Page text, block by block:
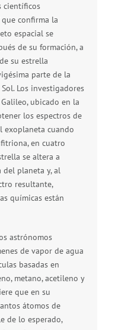
científicos
confirma la
espacial se
de su formación, a
su estrella
parte de la
Los investigadores
ubicado en la
los espectros de
exoplaneta cuando
en cuatro
se altera a
del planeta y, al
resultante,
químicas están
astrónomos
de vapor de agua
basadas en
metano, acetileno y
que en su
átomos de
de lo esperado,